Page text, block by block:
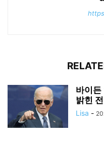
바이든
밝힌
Lisa -